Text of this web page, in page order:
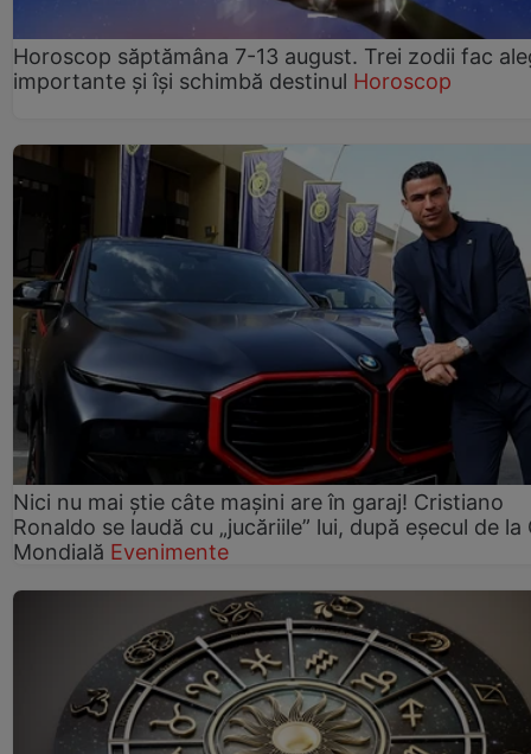
Horoscop săptămâna 7-13 august. Trei zodii fac
importante și își schimbă destinul Horoscop
Nici nu mai știe câte mașini are în garaj! Cristiano
Ronaldo se laudă cu „jucăriile” lui, după eșecul de la
Mondială Evenimente